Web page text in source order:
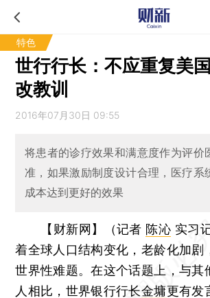
特色
世行行长：不应重复美
改教训
2016年07月30日 09:55
将患者的诊疗效果和满意度作为评价
准，如果激励制度设计合理，医疗系
成本达到更好的效果
【财新网】（记者 陈沁 实习
着全球人口结构变化，老龄化加剧
世界性难题。在这个话题上，与其
人相比，世界银行行长金墉更有发